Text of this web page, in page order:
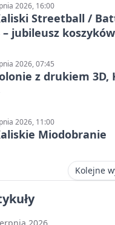
2026, 16:00
Streetball /
– jubileusz
2026, 07:45
z drukiem 3D,
2026, 11:00
Miodobranie
Kolejne